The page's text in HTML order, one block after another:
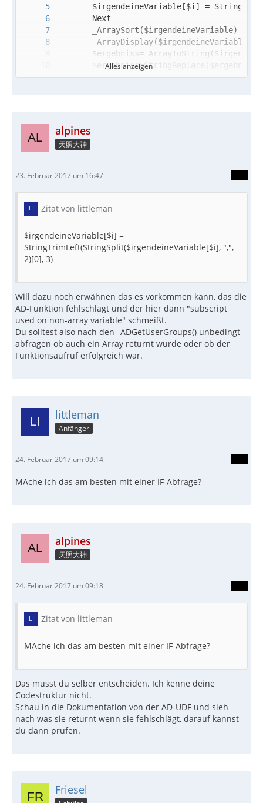
Alles anzeigen
alpines
天照大神
23. Februar 2017 um 16:47
Zitat von littleman
$irgendeineVariable[$i] =
StringTrimLeft(StringSplit($irgendeineVariable[$i], ",",
2)[0], 3)
Will dazu noch erwähnen das es vorkommen kann, das die
AD-Funktion fehlschlägt und der hier dann "subscript
used on non-array variable" schmeißt.
Du solltest also nach den _ADGetUserGroups() unbedingt
abfragen ob auch ein Array returnt wurde oder ob der
Funktionsaufruf erfolgreich war.
littleman
Anfänger
24. Februar 2017 um 09:14
MAche ich das am besten mit einer IF-Abfrage?
alpines
天照大神
24. Februar 2017 um 09:18
Zitat von littleman
MAche ich das am besten mit einer IF-Abfrage?
Das musst du selber entscheiden. Ich kenne deine
Codestruktur nicht.
Schau in die Dokumentation von der AD-UDF und sieh
nach was sie returnt wenn sie fehlschlägt, darauf kannst
du dann prüfen.
Friesel